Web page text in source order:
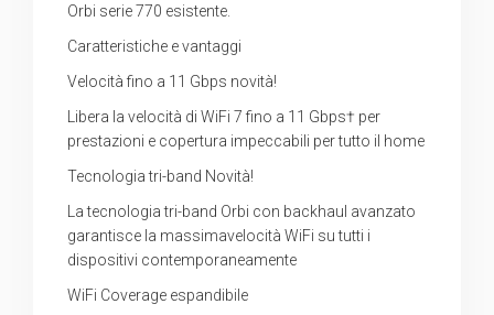
Orbi serie 770 esistente.
Caratteristiche e vantaggi
Velocità fino a 11 Gbps novità!
Libera la velocità di WiFi 7 fino a 11 Gbps† per
prestazioni e copertura impeccabili per tutto il home
Tecnologia tri-band Novità!
La tecnologia tri-band Orbi con backhaul avanzato
garantisce la massimavelocità WiFi su tutti i
dispositivi contemporaneamente
WiFi Coverage espandibile